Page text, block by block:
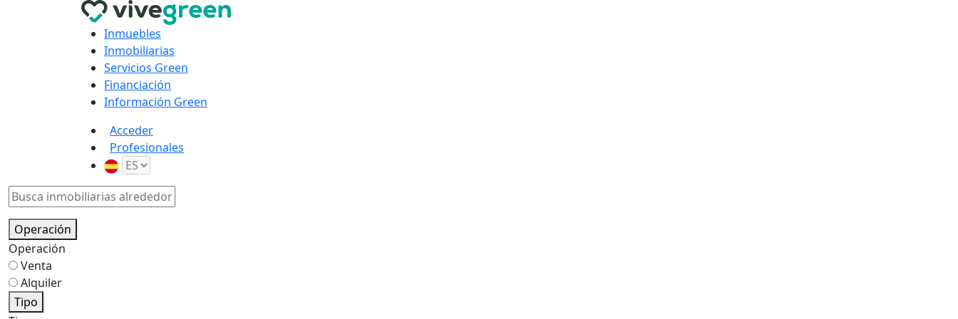
Inmuebles
Inmobiliarias
Servicios Green
Financiación
Información Green
Acceder
Profesionales
Operación
Operación
Venta
Alquiler
Tipo